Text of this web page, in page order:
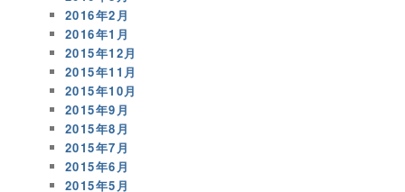
2016年2月
2016年1月
2015年12月
2015年11月
2015年10月
2015年9月
2015年8月
2015年7月
2015年6月
2015年5月